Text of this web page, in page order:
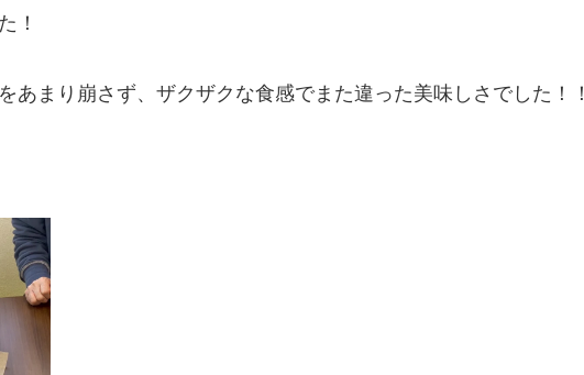
！
あまり崩さず、ザクザクな食感でまた違った美味しさでした！！